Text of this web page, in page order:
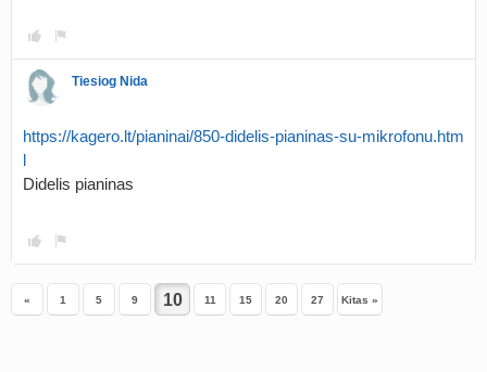
Tiesiog Nida
https://kagero.lt/pianinai/850-didelis-pianinas-su-mikrofonu.htm
l
Didelis pianinas
« 1 5 9 11 15 20 27 Kitas »